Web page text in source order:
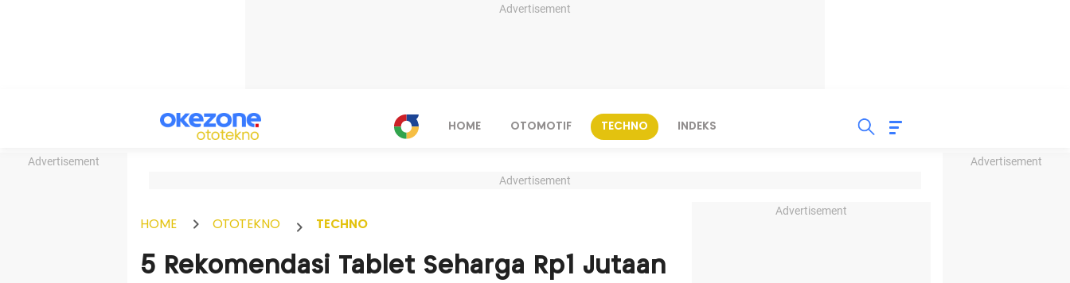
Advertisement
Advertisement Advertisement
HOME OTOMOTIF TECHNO INDEKS
Advertisement
HOME OTOTEKNO TECHNO
5 Rekomendasi Tablet Seharga Rp1 Jutaan
Advertisement